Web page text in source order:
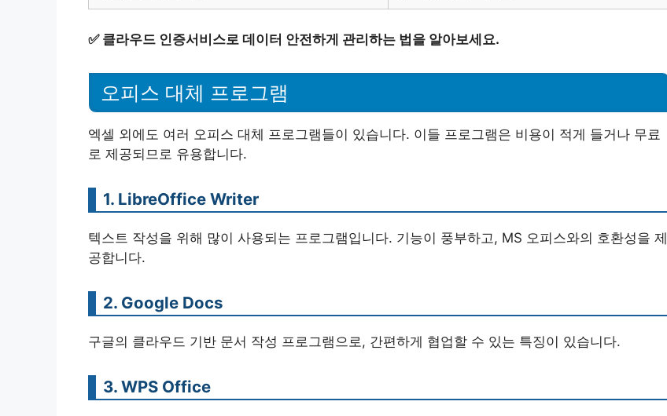
✅ 클라우드 인증서비스로 데이터 안전하게 관리하는 법을 알아보세요.
오피스 대체 프로그램
엑셀 외에도 여러 오피스 대체 프로그램들이 있습니다. 이들 프로그램은 비용이 적게 들거나 무료
로 제공되므로 유용합니다.
1. LibreOffice Writer
텍스트 작성을 위해 많이 사용되는 프로그램입니다. 기능이 풍부하고, MS 오피스와의 호환성을 제
공합니다.
2. Google Docs
구글의 클라우드 기반 문서 작성 프로그램으로, 간편하게 협업할 수 있는 특징이 있습니다.
3. WPS Office